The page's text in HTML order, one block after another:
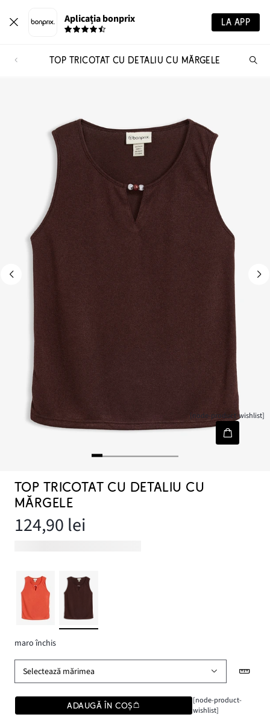
Aplicația bonprix LA APP
TOP TRICOTAT CU DETALIU CU MĂRGELE
[node-product-wishlist]
TOP TRICOTAT CU DETALIU CU
MĂRGELE
124,90 lei
maro închis
Selectează mărimea
ADAUGĂ ÎN COȘ
[node-product-
wishlist]